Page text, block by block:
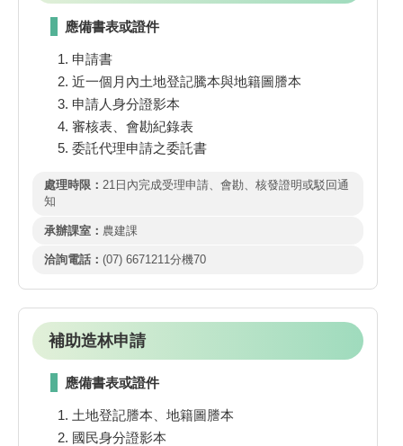
應備書表或證件
申請書
近一個月內土地登記騰本與地籍圖謄本
申請人身分證影本
審核表、會勘紀錄表
委託代理申請之委託書
處理時限：21日內完成受理申請、會勘、核發證明或駁回通
知
承辦課室： 農建課
洽詢電話：(07) 6671211分機70
補助造林申請
應備書表或證件
土地登記謄本、地籍圖謄本
國民身分證影本